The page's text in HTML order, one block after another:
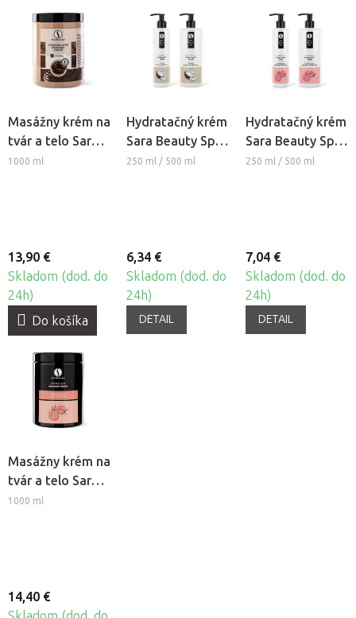
Masážny krém na
tvár a telo Sara
Beauty Spa -
1000 ml
13,90 €
Skladom (dod. do
24h)
Do košíka
Hydratačný krém
Sara Beauty Spa
- Kokos
250 ml / 500 ml
6,34 €
Skladom (dod. do
24h)
DETAIL
Hydratačný krém
Sara Beauty Spa
- Marhuľa
250 ml / 500 ml
7,04 €
Skladom (dod. do
24h)
DETAIL
Masážny krém na
tvár a telo Sara
Beauty Spa -
1000 ml
14,40 €